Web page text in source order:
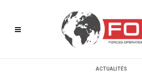
ACTUALITÉS